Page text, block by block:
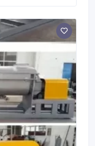
и многое другое.